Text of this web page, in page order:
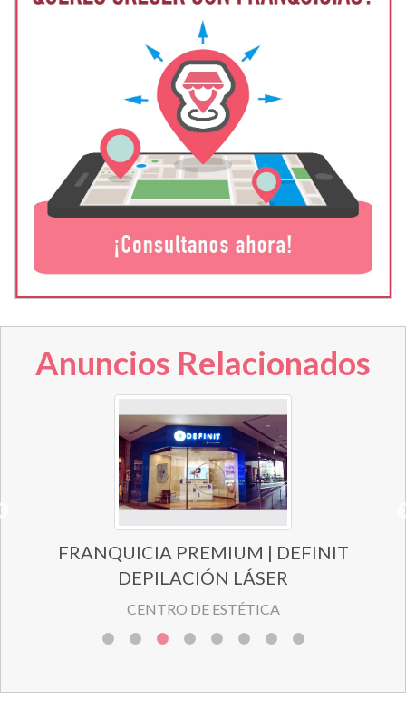
Anuncios Relacionados
FRANQUICIA PREMIUM | DEFINIT
DEPILACIÓN LÁSER
CENTRO DE ESTÉTICA